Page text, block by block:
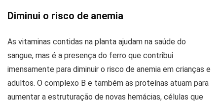
Diminui o risco de anemia
As vitaminas contidas na planta ajudam na saúde do
sangue, mas é a presença do ferro que contribui
imensamente para diminuir o risco de anemia em crianças e
adultos. O complexo B e também as proteínas atuam para
aumentar a estruturação de novas hemácias, células que